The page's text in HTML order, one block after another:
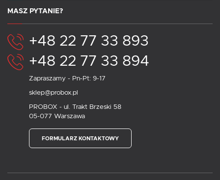
MASZ PYTANIE?
+48 22 77 33 893
+48 22 77 33 894
Zapraszamy - Pn-Pt: 9-17
sklep@probox.pl
PROBOX - ul. Trakt Brzeski 58
05-077 Warszawa
FORMULARZ KONTAKTOWY